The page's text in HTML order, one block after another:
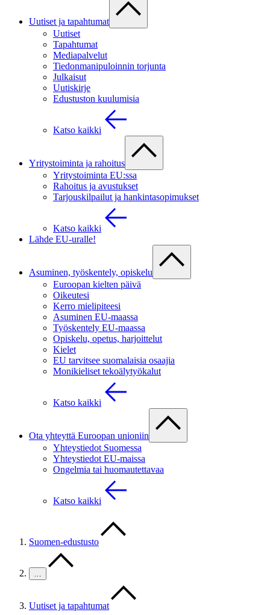
Uutiset ja tapahtumat
Uutiset
Tapahtumat
Mediapalvelut
Tiedonmanipuloinnin torjunta
Julkaisut
Uutiskirje
Edustuston kuulumisia
Katso kaikki
Yritystoiminta ja rahoitus
Yritystoiminta EU:ssa
Rahoitus ja avustukset
Tarjouskilpailut ja hankintasopimukset
Katso kaikki
Lähde EU-uralle!
Asuminen, työskentely, opiskelu
Euroopan kielten päivä
Oikeutesi
Kerro mielipiteesi
Asuminen EU-maassa
Työskentely EU-maassa
Opiskelu, opetus, harjoittelut
Kielet
EU tarvitsee suomalaisia osaajia
Monikieliset tekoälytyökalut
Katso kaikki
Ota yhteyttä Euroopan unioniin
Yhteystiedot Suomessa
Yhteystiedot EU-maissa
Ongelmia tai huomautettavaa
Katso kaikki
Suomen-edustusto
…
Uutiset ja tapahtumat